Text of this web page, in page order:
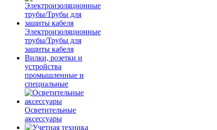
Электроизоляционные
трубы/Трубы для
защиты кабеля
Вилки, розетки и
устройства
промышленные и
специальные
Осветительные
аксессуары